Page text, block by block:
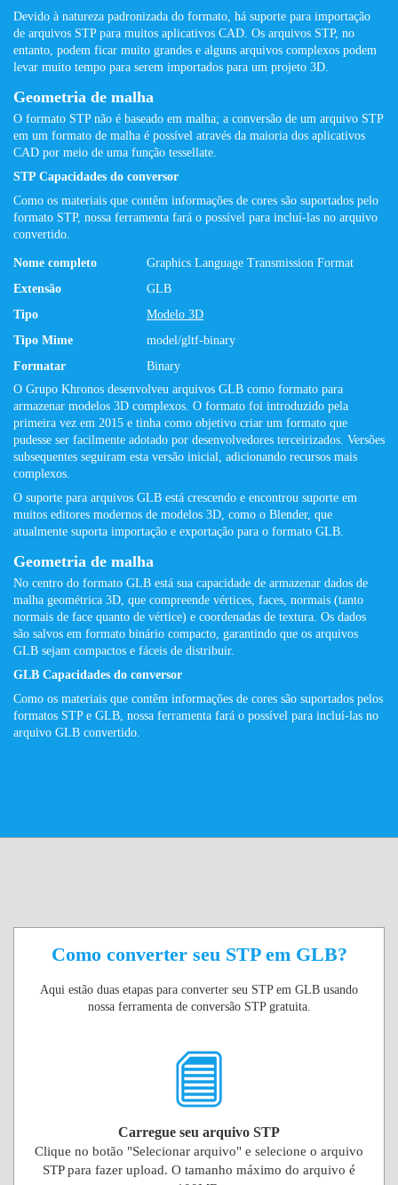
Devido à natureza padronizada do formato, há suporte para importação
de arquivos STP para muitos aplicativos CAD. Os arquivos STP, no
entanto, podem ficar muito grandes e alguns arquivos complexos podem
levar muito tempo para serem importados para um projeto 3D.
Geometria de malha
O formato STP não é baseado em malha; a conversão de um arquivo STP
em um formato de malha é possível através da maioria dos aplicativos
CAD por meio de uma função tessellate.
STP Capacidades do conversor
Como os materiais que contêm informações de cores são suportados pelo
formato STP, nossa ferramenta fará o possível para incluí-las no arquivo
convertido.
Nome completo
Graphics Language Transmission Format
Extensão
GLB
Tipo
Modelo 3D
Tipo Mime
model/gltf-binary
Formatar
Binary
O Grupo Khronos desenvolveu arquivos GLB como formato para
armazenar modelos 3D complexos. O formato foi introduzido pela
primeira vez em 2015 e tinha como objetivo criar um formato que
pudesse ser facilmente adotado por desenvolvedores terceirizados. Versões
subsequentes seguiram esta versão inicial, adicionando recursos mais
complexos.
O suporte para arquivos GLB está crescendo e encontrou suporte em
muitos editores modernos de modelos 3D, como o Blender, que
atualmente suporta importação e exportação para o formato GLB.
Geometria de malha
No centro do formato GLB está sua capacidade de armazenar dados de
malha geométrica 3D, que compreende vértices, faces, normais (tanto
normais de face quanto de vértice) e coordenadas de textura. Os dados
são salvos em formato binário compacto, garantindo que os arquivos
GLB sejam compactos e fáceis de distribuir.
GLB Capacidades do conversor
Como os materiais que contêm informações de cores são suportados pelos
formatos STP e GLB, nossa ferramenta fará o possível para incluí-las no
arquivo GLB convertido.
Como converter seu STP em GLB?
Aqui estão duas etapas para converter seu STP em GLB usando
nossa ferramenta de conversão STP gratuita.
Carregue seu arquivo STP
Clique no botão "Selecionar arquivo" e selecione o arquivo
STP para fazer upload. O tamanho máximo do arquivo é